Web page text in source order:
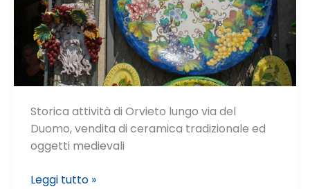
Storica attività di Orvieto lungo via del
Duomo, vendita di ceramica tradizionale ed
oggetti medievali
Cecconi
Leggi tutto »